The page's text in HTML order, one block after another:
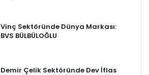
Vinç Sektöründe Dünya Markası:
BVS BÜLBÜLOĞLU
Demir Çelik Sektöründe Dev İflas